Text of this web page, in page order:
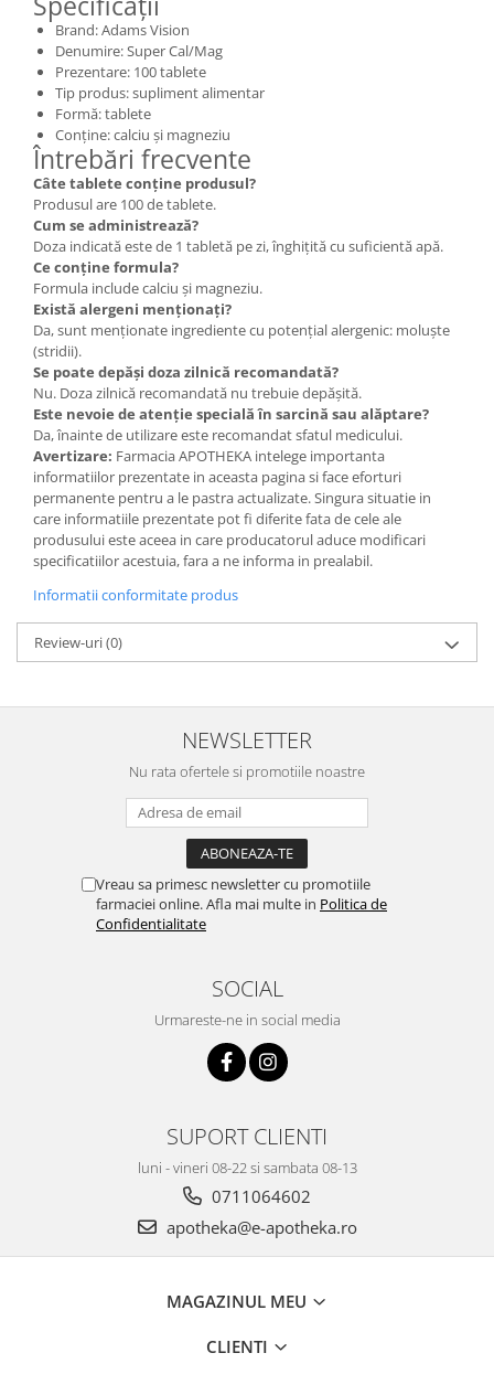
Brand: Adams Vision
Denumire: Super Cal/Mag
Prezentare: 100 tablete
Tip produs: supliment alimentar
Formă: tablete
Conține: calciu și magneziu
Întrebări frecvente
Câte tablete conține produsul?
Produsul are 100 de tablete.
Cum se administrează?
Doza indicată este de 1 tabletă pe zi, înghițită cu suficientă apă.
Ce conține formula?
Formula include calciu și magneziu.
Există alergeni menționați?
Da, sunt menționate ingrediente cu potențial alergenic: moluște
(stridii).
Se poate depăși doza zilnică recomandată?
Nu. Doza zilnică recomandată nu trebuie depășită.
Este nevoie de atenție specială în sarcină sau alăptare?
Da, înainte de utilizare este recomandat sfatul medicului.
Avertizare: Farmacia APOTHEKA intelege importanta
informatiilor prezentate in aceasta pagina si face eforturi
permanente pentru a le pastra actualizate. Singura situatie in
care informatiile prezentate pot fi diferite fata de cele ale
produsului este aceea in care producatorul aduce modificari
specificatiilor acestuia, fara a ne informa in prealabil.
Informatii conformitate produs
Review-uri(0)
NEWSLETTER
Nu rata ofertele si promotiile noastre
Vreau sa primesc newsletter cu promotiile
farmaciei online. Afla mai multe in Politica de
Confidentialitate
SOCIAL
Urmareste-ne in social media
SUPORT CLIENTI
luni - vineri 08-22 si sambata 08-13
0711064602
apotheka@e-apotheka.ro
MAGAZINUL MEU
CLIENTI